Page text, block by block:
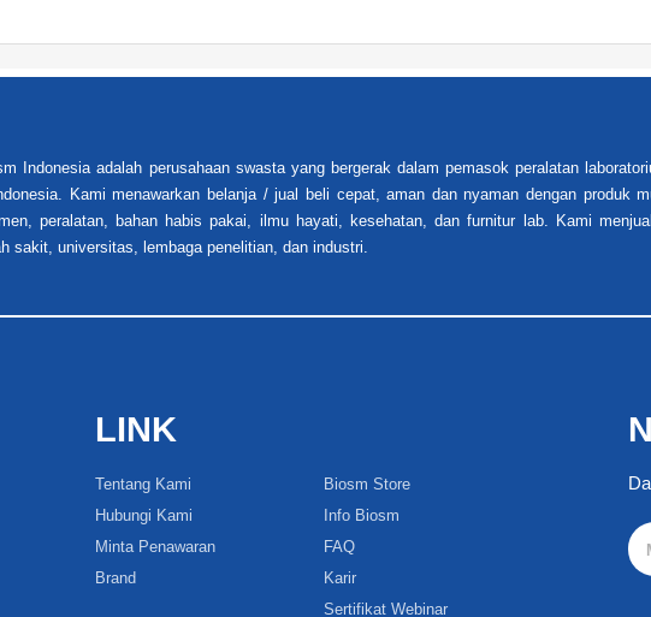
Indonesia adalah perusahaan swasta yang bergerak dalam pemasok peralatan
Kami menawarkan belanja / jual beli cepat, aman dan nyaman dengan produk
peralatan, bahan habis pakai, ilmu hayati, kesehatan, dan furnitur lab. Kami
sakit, universitas, lembaga penelitian, dan industri.
LINK
Tentang Kami
Hubungi Kami
Minta Penawaran
Brand
Biosm Store
Info Biosm
FAQ
Karir
Sertifikat Webinar